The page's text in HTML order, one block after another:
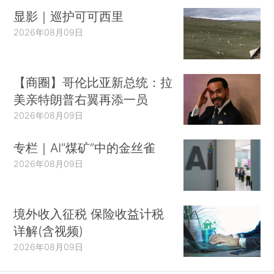
显影｜巡护可可西里
2026年08月09日
【商圈】哥伦比亚新总统：拉
美亲特朗普右翼再添一员
2026年08月09日
专栏｜AI“煤矿”中的金丝雀
2026年08月09日
境外收入征税 保险收益计税
详解(含视频)
2026年08月09日